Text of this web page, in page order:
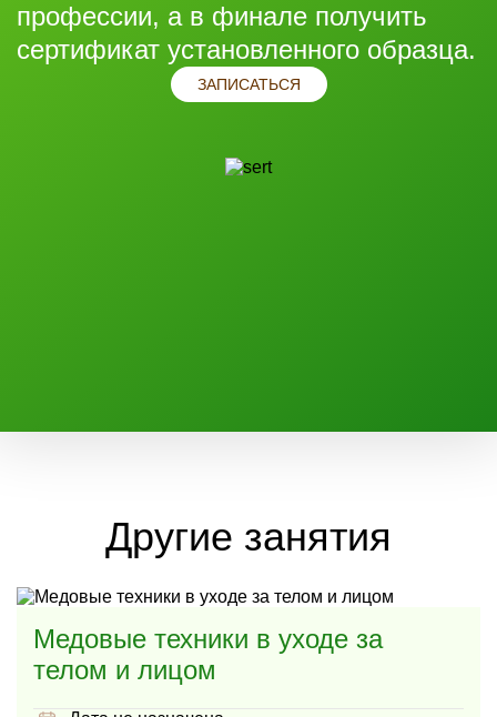
профессии, а в финале получить
сертификат установленного образца.
ЗАПИСАТЬСЯ
Другие занятия
Медовые техники в уходе за
телом и лицом